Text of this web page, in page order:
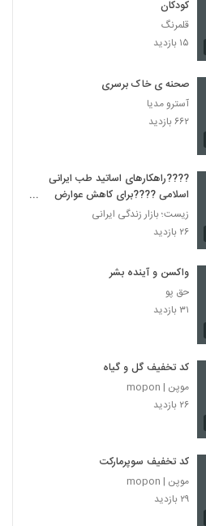
کودکان
قلمرنگ
۱۵ بازدید
صحنه ی خاک برسری
آسترو مدیا
۶۶۲ بازدید
????راهکارهای اساتید طب ایرانی
اسلامی ????برای کاهش عوارض
واکسن کرونا
زیست؛ بازار زندگی ایرانی
۲۶ بازدید
واکسن و آینده بشر
حق پو
۳۱ بازدید
کد تخفیف گل و گیاه
موپن | mopon
۲۶ بازدید
کد تخفیف سوپرمارکت
موپن | mopon
۲۹ بازدید